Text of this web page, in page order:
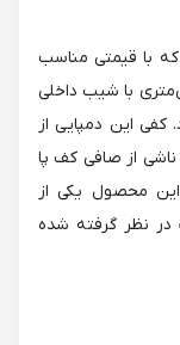
که با قیمتی مناسب
پاشنه ۴ سانتی‌متری با شیب داخلی
این دمپایی از
از صافی کف پا
محصول یکی از
گرفته شده